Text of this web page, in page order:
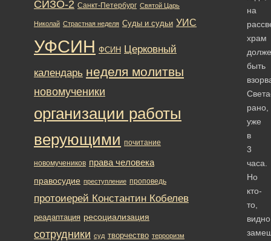
на
храм
быть
рано,
уже
в
3
часа.
Но
кто-
то,
СИЗО-2 Санкт-Петербург Святой Царь
Николай Страстная неделя Суды и судьи УИС
УФСИН ФСИН Церковный
календарь неделя молитвы
новомученики
организации работы
верующими почитание
новомучеников права человека
правосудие преступление проповедь
протоиерей Константин Кобелев
реадаптация ресоциализация
сотрудники суд творчество терроризм